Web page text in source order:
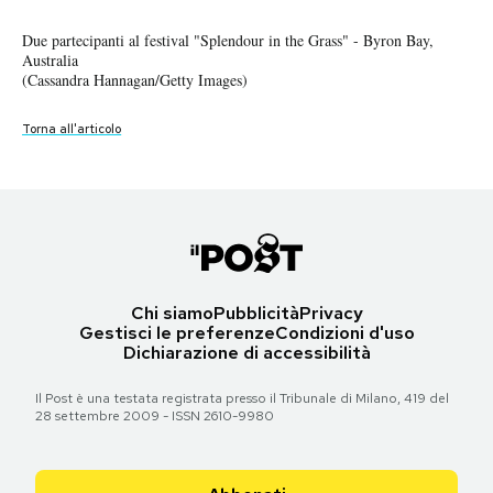
Regala il Post
Hai bisogno di aiuto?
Partecipanti al festival "Splendour in the Grass" - Byron Bay, Australia
(Cassandra Hannagan/Getty Images)
Monte Morgan dei "Client Liaison" a uno dei concerti del festival
"Splendour in the Grass" - Byron Bay, Australia
(Cassandra Hannagan/Getty Images)
Torna all'articolo
Due partecipanti al festival "Splendour in the Grass" - Byron Bay,
Australia
(Cassandra Hannagan/Getty Images)
Torna all'articolo
Chi siamoPubblicitàPrivacy
Gestisci le preferenzeCondizioni d'uso
Dichiarazione di accessibilità
Il Post è una testata registrata presso il Tribunale di Milano, 419 del
28 settembre 2009 - ISSN 2610-9980